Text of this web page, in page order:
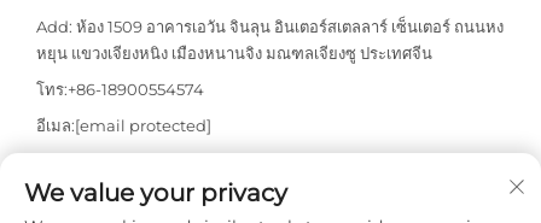
Add: ห้อง 1509 อาคารเอวัน จินลุน อินเตอร์สเตลลาร์ เซ็นเตอร์ ถนนหง
หยุน แขวงเจียงหนิง เมืองหนานจิง มณฑลเจียงซู ประเทศจีน
โทร:+86-18900554574
อีเมล:[email protected]
We value your privacy